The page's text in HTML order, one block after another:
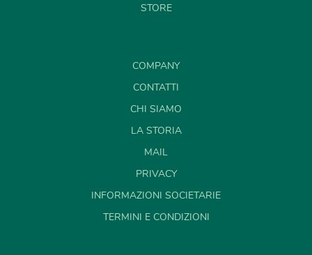
STORE
COMPANY
CONTATTI
CHI SIAMO
LA STORIA
MAIL
PRIVACY
INFORMAZIONI SOCIETARIE
TERMINI E CONDIZIONI